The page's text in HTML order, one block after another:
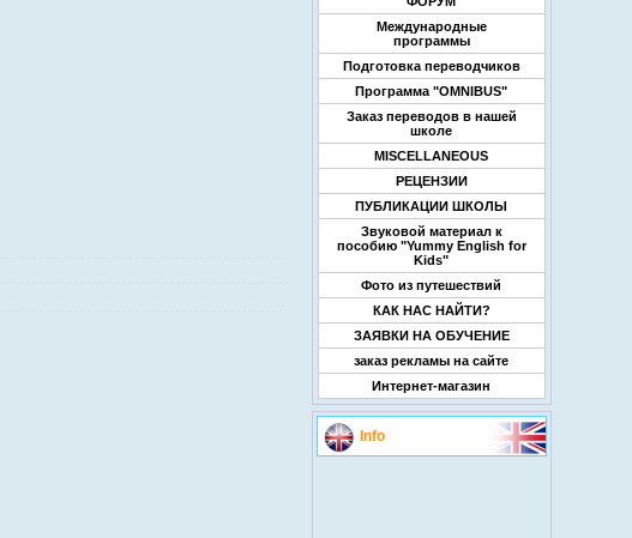
Международные
программы
Подготовка переводчиков
Программа "OMNIBUS"
Заказ переводов в нашей
школе
MISCELLANEOUS
РЕЦЕНЗИИ
ПУБЛИКАЦИИ ШКОЛЫ
Звуковой материал к
пособию "Yummy English for
Kids"
Фото из путешествий
КАК НАС НАЙТИ?
ЗАЯВКИ НА ОБУЧЕНИЕ
заказ рекламы на сайте
Интернет-магазин
Info